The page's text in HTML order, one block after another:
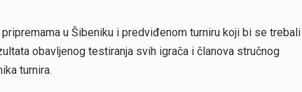
u Šibeniku i predviđenom turniru koji bi se trebali
obavljenog testiranja svih igrača i članova stručnog
turnira.